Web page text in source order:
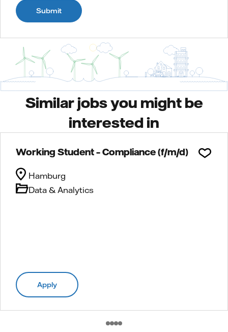
Submit
Similar jobs you might be
interested in
Working Student – Compliance (f/m/d)
Data & Analytics
Hamburg
Apply